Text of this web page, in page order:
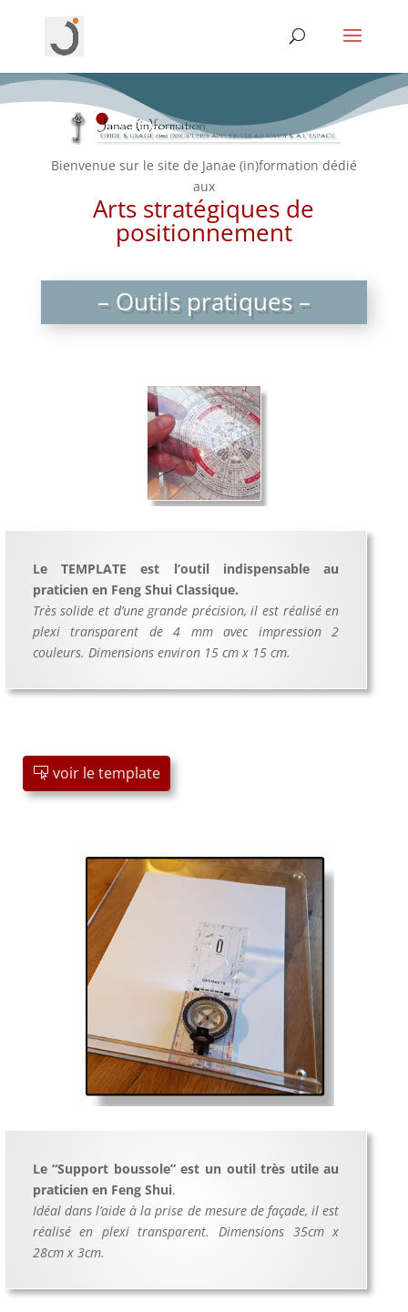
Bienvenue sur le site de Janae (in)formation dédié
aux
Arts stratégiques de
positionnement
– Outils pratiques –
Le TEMPLATE est l’outil indispensable au
praticien en Feng Shui Classique.
Très solide et d’une grande précision, il est réalisé en
plexi transparent de 4 mm avec impression 2
couleurs. Dimensions environ 15 cm x 15 cm.
voir le template
Le “Support boussole” est un outil très utile au
praticien en Feng Shui.
Idéal dans l’aide à la prise de mesure de façade, il est
réalisé en plexi transparent. Dimensions 35cm x
28cm x 3cm.